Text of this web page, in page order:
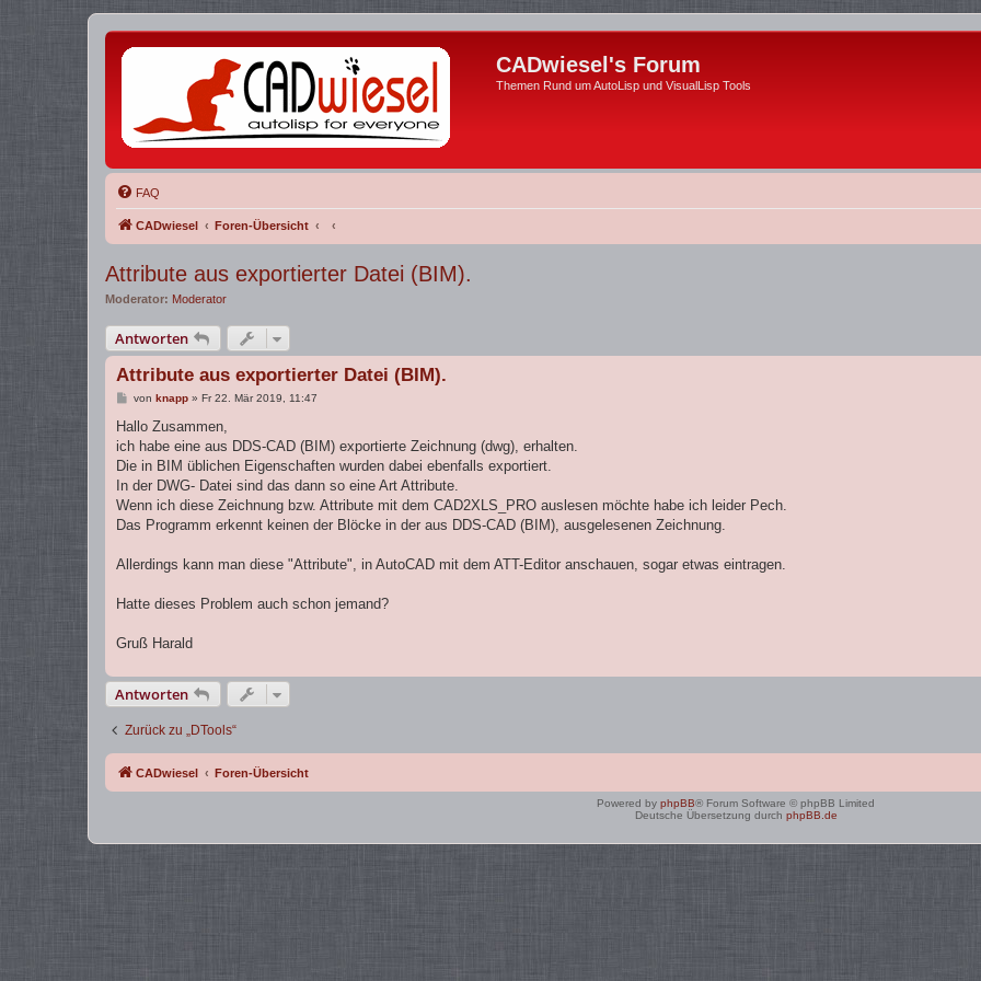
CADwiesel's Forum
Themen Rund um AutoLisp und VisualLisp Tools
FAQ
CADwiesel Foren-Übersicht
Attribute aus exportierter Datei (BIM).
Moderator: Moderator
Antworten
Attribute aus exportierter Datei (BIM).
B
i
r
a
von knapp» Fr 22. Mär 2019, 11:47
Hallo Zusammen,
ich habe eine aus DDS-CAD (BIM) exportierte Zeichnung (dwg), erhalten.
Die in BIM üblichen Eigenschaften wurden dabei ebenfalls exportiert.
In der DWG- Datei sind das dann so eine Art Attribute.
Wenn ich diese Zeichnung bzw. Attribute mit dem CAD2XLS_PRO auslesen möchte habe ich leider Pech.
Das Programm erkennt keinen der Blöcke in der aus DDS-CAD (BIM), ausgelesenen Zeichnung.
Allerdings kann man diese "Attribute", in AutoCAD mit dem ATT-Editor anschauen, sogar etwas eintragen.
Hatte dieses Problem auch schon jemand?
Gruß Harald
Antworten
Zurück zu „DTools“
CADwiesel Foren-Übersicht
Powered by phpBB® Forum Software © phpBB Limited
Deutsche Übersetzung durch phpBB.de